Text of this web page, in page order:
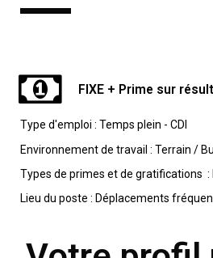
FIXE + Prime sur
Type d'emploi : Temps plein - CDI
Environnement de travail : Terrain /
Types de primes et de gratifications
Lieu du poste : Déplacements